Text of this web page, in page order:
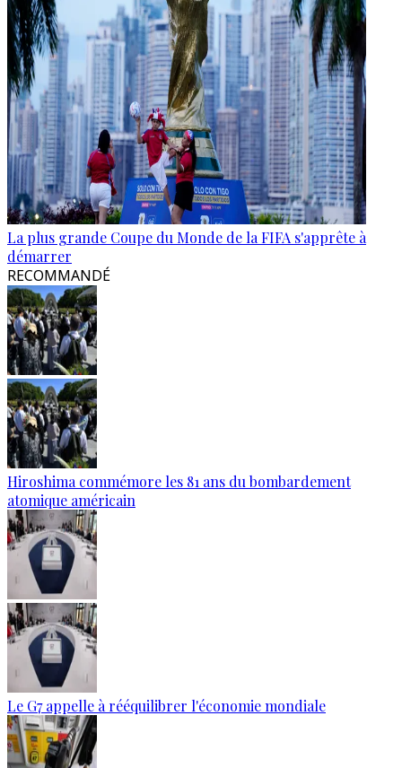
La plus grande Coupe du Monde de la FIFA s'apprête à
démarrer
RECOMMANDÉ
Hiroshima commémore les 81 ans du bombardement
atomique américain
Le G7 appelle à rééquilibrer l'économie mondiale